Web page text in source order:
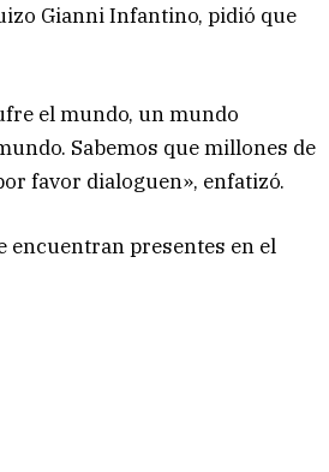
Gianni Infantino, pidió que
el mundo, un mundo
Sabemos que millones de
favor dialoguen», enfatizó.
encuentran presentes en el